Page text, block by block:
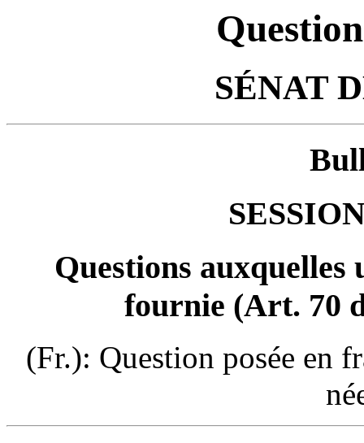
SÉNAT
Questions auxquelles
fournie (Art. 70
(Fr.): Question posée en